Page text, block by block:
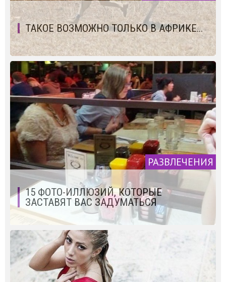
ТАКОЕ ВОЗМОЖНО ТОЛЬКО В АФРИКЕ...
РАЗВЛЕЧЕНИЯ
15 ФОТО-ИЛЛЮЗИЙ, КОТОРЫЕ
ЗАСТАВЯТ ВАС ЗАДУМАТЬСЯ